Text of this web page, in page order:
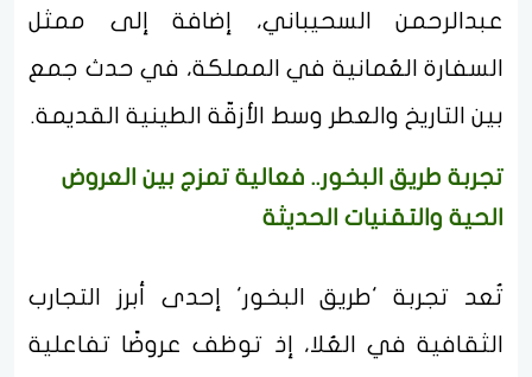
عبدالرحمن السحيباني، إضافة إلى ممثل
السفارة العُمانية في المملكة، في حدث جمع
بين التاريخ والعطر وسط الأزقّة الطينية القديمة.
تجربة طريق البخور.. فعالية تمزج بين العروض
الحية والتقنيات الحديثة
تُعد تجربة 'طريق البخور' إحدى أبرز التجارب
الثقافية في العُلا، إذ توظف عروضًا تفاعلية